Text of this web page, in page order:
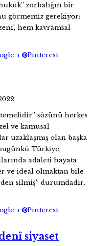
zorbalığın bir
görmemiz gerekiyor:
hem kavramsal
+
Pinterest
sözünü herkes
ve kamusal
uzaklaşmış olan başka
Türkiye,
adaleti hayata
ve ideal olmaktan bile
silmiş’’ durumdadır.
+
Pinterest
siyaset